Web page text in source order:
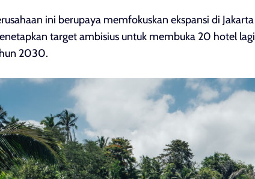
ini berupaya memfokuskan ekspansi di
target ambisius untuk membuka 20 hotel
2030.